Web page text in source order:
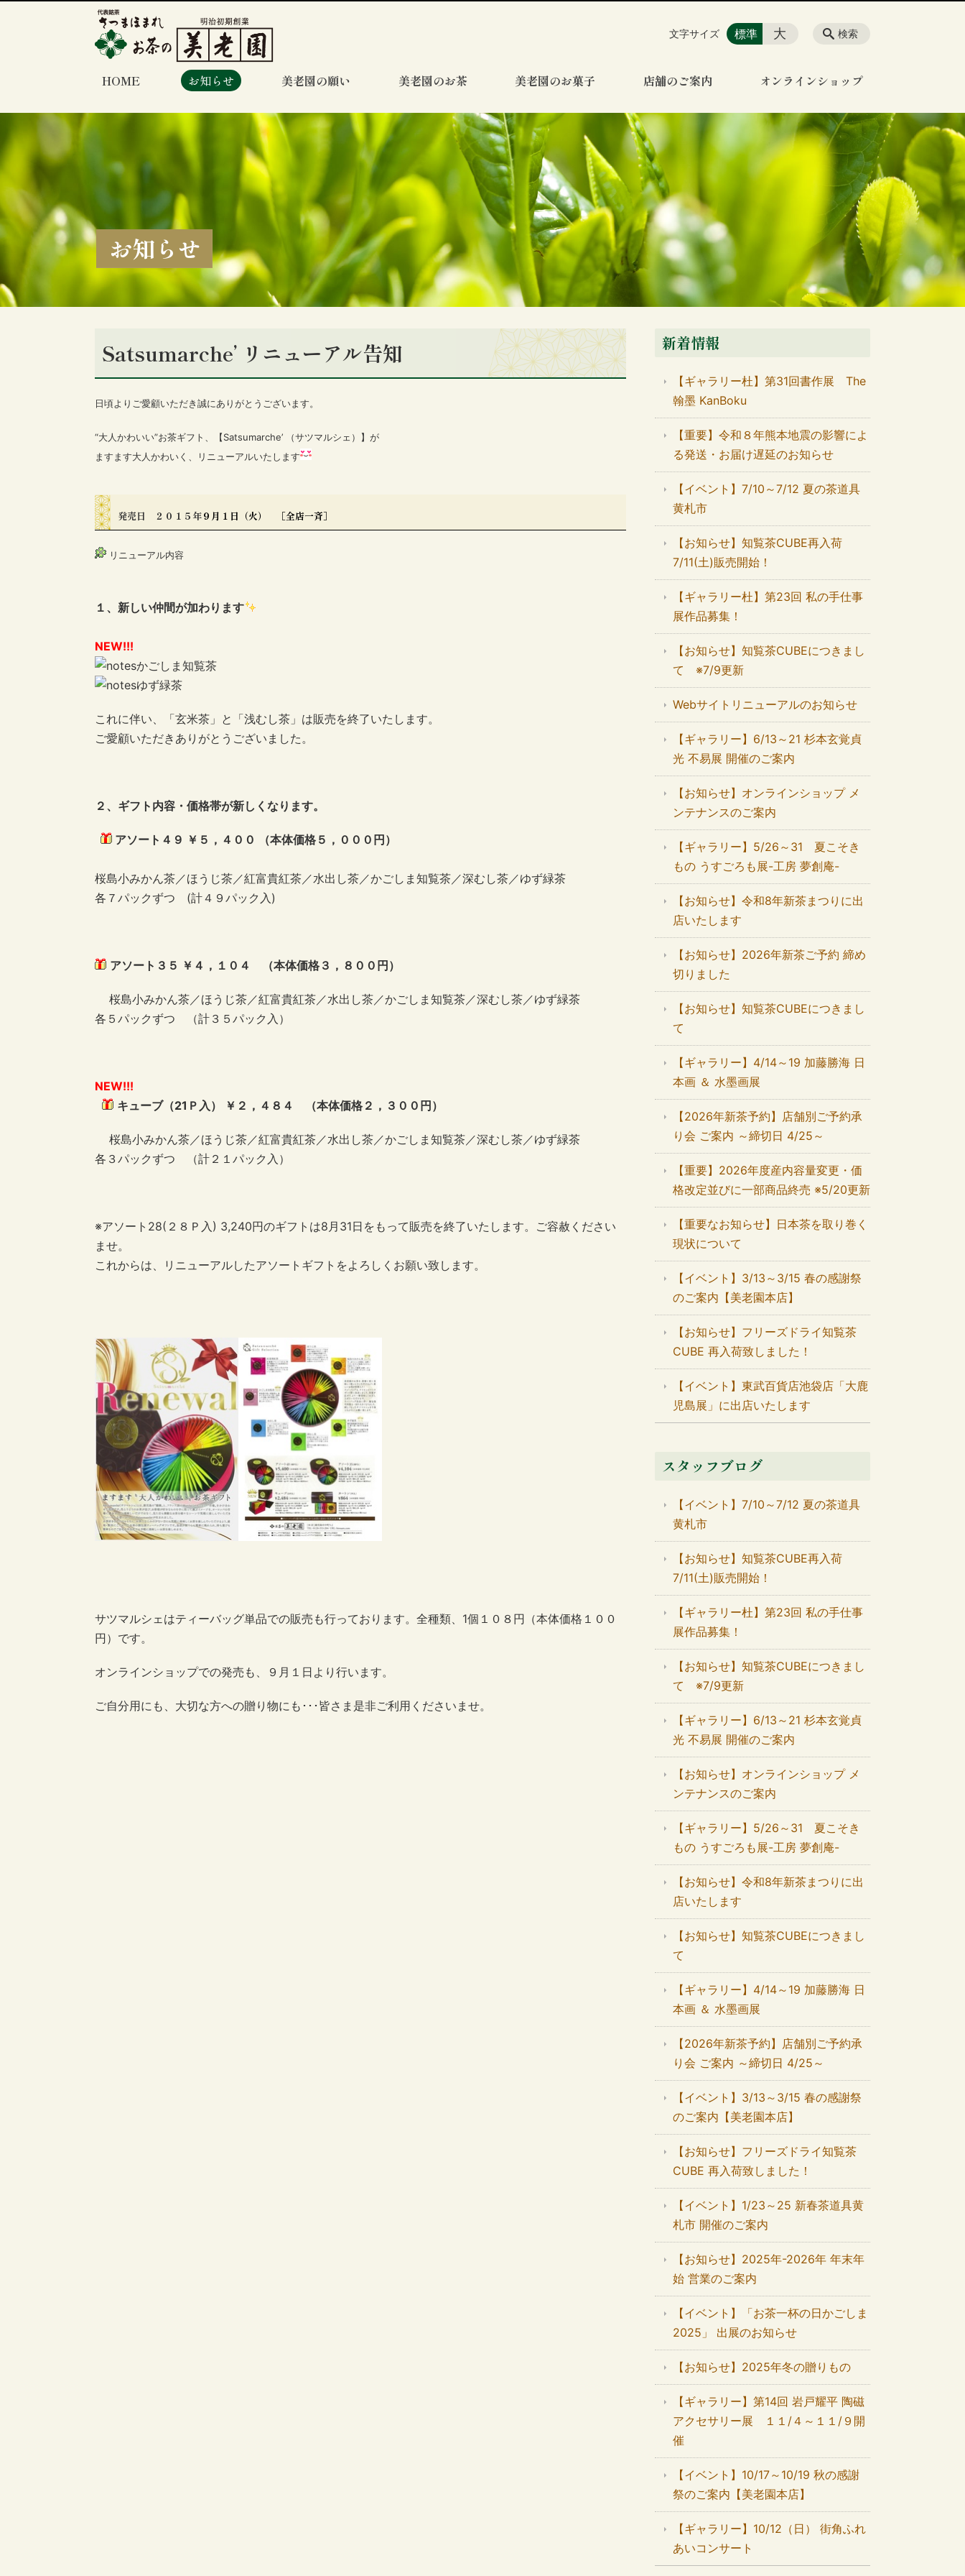
HOME お知らせ 美老園の願い 美老園のお茶 美老園のお菓子 店舗のご案内 オンラインショップ
検索
文字サイズ 標準 大
お知らせ
Satsumarche’ リニューアル告知
日頃よりご愛顧いただき誠にありがとうございます。
“大人かわいい”お茶ギフト、【Satsumarche’ （サツマルシェ）】が
ますます大人かわいく、リニューアルいたします
発売日 ２０１５年９月１日（火） ［全店一斉］
リニューアル内容
１、新しい仲間が加わります
NEW!!!
かごしま知覧茶
ゆず緑茶
これに伴い、「玄米茶」と「浅むし茶」は販売を終了いたします。
ご愛顧いただきありがとうございました。
２、ギフト内容・価格帯が新しくなります。
アソート４９ ￥５，４００ （本体価格５，０００円）
桜島小みかん茶／ほうじ茶／紅富貴紅茶／水出し茶／かごしま知覧茶／深むし茶／ゆず緑茶
各７パックずつ (計４９パック入)
アソート３５ ￥４，１０４ （本体価格３，８００円）
桜島小みかん茶／ほうじ茶／紅富貴紅茶／水出し茶／かごしま知覧茶／深むし茶／ゆず緑茶
各５パックずつ （計３５パック入）
NEW!!!
キューブ（21Ｐ入） ￥２，４８４ （本体価格２，３００円）
桜島小みかん茶／ほうじ茶／紅富貴紅茶／水出し茶／かごしま知覧茶／深むし茶／ゆず緑茶
各３パックずつ （計２１パック入）
※アソート28(２８Ｐ入) 3,240円のギフトは8月31日をもって販売を終了いたします。ご容赦ください
ませ。
これからは、リニューアルしたアソートギフトをよろしくお願い致します。
サツマルシェはティーバッグ単品での販売も行っております。全種類、1個１０８円（本体価格１００
円）です。
オンラインショップでの発売も、９月１日より行います。
ご自分用にも、大切な方への贈り物にも･･･皆さま是非ご利用くださいませ。
新着情報
【ギャラリー杜】第31回書作展 The
翰墨 KanBoku
【重要】令和８年熊本地震の影響によ
る発送・お届け遅延のお知らせ
【イベント】7/10～7/12 夏の茶道具
黄札市
【お知らせ】知覧茶CUBE再入荷
7/11(土)販売開始！
【ギャラリー杜】第23回 私の手仕事
展作品募集！
【お知らせ】知覧茶CUBEにつきまし
て ※7/9更新
Webサイトリニューアルのお知らせ
【ギャラリー】6/13～21 杉本玄覚貞
光 不易展 開催のご案内
【お知らせ】オンラインショップ メ
ンテナンスのご案内
【ギャラリー】5/26～31 夏こそき
もの うすごろも展-工房 夢創庵-
【お知らせ】令和8年新茶まつりに出
店いたします
【お知らせ】2026年新茶ご予約 締め
切りました
【お知らせ】知覧茶CUBEにつきまし
て
【ギャラリー】4/14～19 加藤勝海 日
本画 ＆ 水墨画展
【2026年新茶予約】店舗別ご予約承
り会 ご案内 ～締切日 4/25～
【重要】2026年度産内容量変更・価
格改定並びに一部商品終売 ※5/20更新
【重要なお知らせ】日本茶を取り巻く
現状について
【イベント】3/13～3/15 春の感謝祭
のご案内【美老園本店】
【お知らせ】フリーズドライ知覧茶
CUBE 再入荷致しました！
【イベント】東武百貨店池袋店「大鹿
児島展」に出店いたします
スタッフブログ
【イベント】7/10～7/12 夏の茶道具
黄札市
【お知らせ】知覧茶CUBE再入荷
7/11(土)販売開始！
【ギャラリー杜】第23回 私の手仕事
展作品募集！
【お知らせ】知覧茶CUBEにつきまし
て ※7/9更新
【ギャラリー】6/13～21 杉本玄覚貞
光 不易展 開催のご案内
【お知らせ】オンラインショップ メ
ンテナンスのご案内
【ギャラリー】5/26～31 夏こそき
もの うすごろも展-工房 夢創庵-
【お知らせ】令和8年新茶まつりに出
店いたします
【お知らせ】知覧茶CUBEにつきまし
て
【ギャラリー】4/14～19 加藤勝海 日
本画 ＆ 水墨画展
【2026年新茶予約】店舗別ご予約承
り会 ご案内 ～締切日 4/25～
【イベント】3/13～3/15 春の感謝祭
のご案内【美老園本店】
【お知らせ】フリーズドライ知覧茶
CUBE 再入荷致しました！
【イベント】1/23～25 新春茶道具黄
札市 開催のご案内
【お知らせ】2025年-2026年 年末年
始 営業のご案内
【イベント】「お茶一杯の日かごしま
2025」 出展のお知らせ
【お知らせ】2025年冬の贈りもの
【ギャラリー】第14回 岩戸耀平 陶磁
アクセサリー展 １１/４～１１/９開
催
【イベント】10/17～10/19 秋の感謝
祭のご案内【美老園本店】
【ギャラリー】10/12（日） 街角ふれ
あいコンサート